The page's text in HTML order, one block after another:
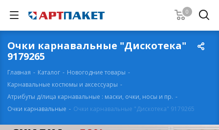
0
Очки карнавальные "Дискотека"
9179265
Главная - Каталог - Новогодние товары -
Карнавальные костюмы и аксессуары -
Атрибуты д/лица карнавальные : маски, очки, носы и пр. -
Очки карнавальные - Очки карнавальные "Дискотека" 9179265